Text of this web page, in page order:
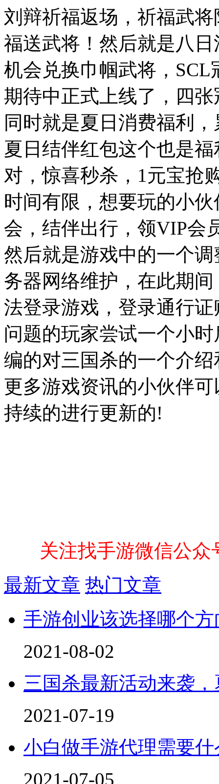
刘辩祈福返场，祈福武
福送武将！然后就是八
机会兑换巾帼武将，
期待中正式上线了，四
同时就是夏日消费福利
夏日结伴红包这个也是
对，惊喜秒杀，1元宝抢
时间有限，想要玩的小
会，结伴出行，领VIP会
然后就是游戏中的一个调
务器网络维护，在此期
法登录游戏，登录通行
问题的玩家尝试一个小
编的对三国杀的一个介
更多游戏资讯的小伙伴
持续的进行更新的!
关注找手游微信公
最新文章 热门文章
手游创业该选择哪个方
2021-08-02
三国杀最新活动来袭，
2021-07-19
小白做手游代理需要什
2021-07-05